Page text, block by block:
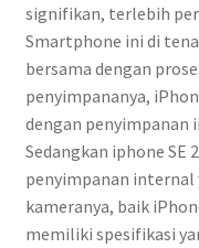
signifikan, terlebih
Smartphone ini di
bersama dengan
penyimpananya,
dengan penyimpanan
Sedangkan iphone SE
penyimpanan internal
kameranya, baik
memiliki spesifikasi